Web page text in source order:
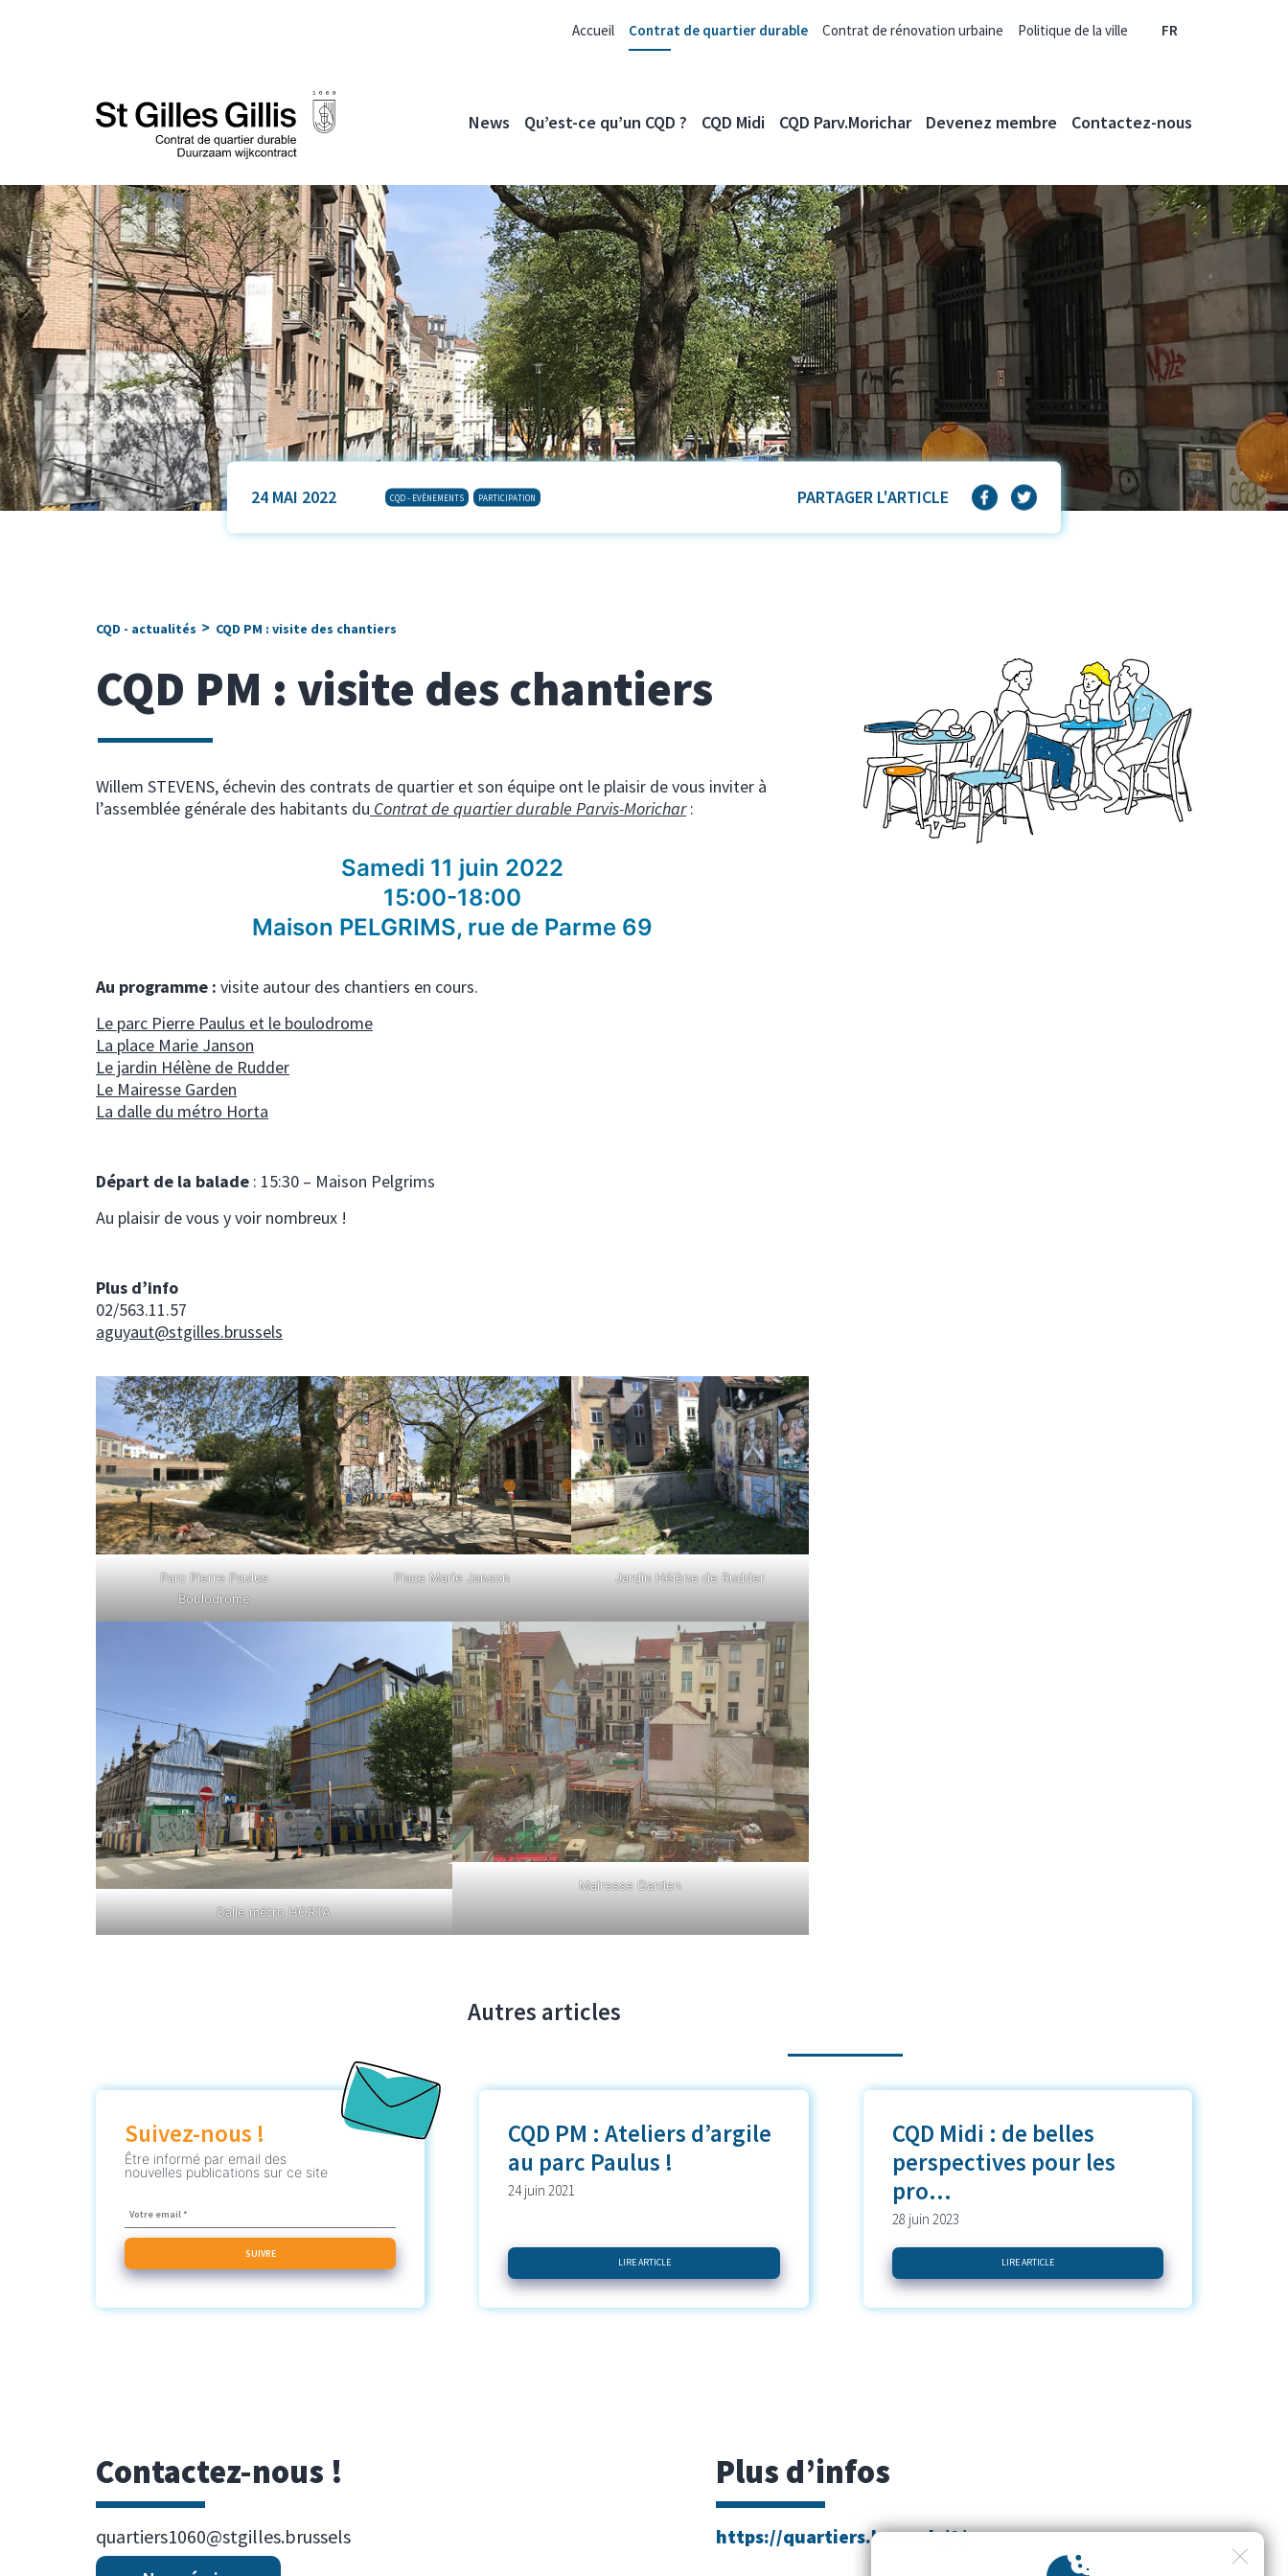
Accueil Contrat de quartier durable Contrat de rénovation urbaine Politique de la ville FR
News Qu’est-ce qu’un CQD ? CQD Midi CQD Parv.Morichar Devenez membre Contactez-nous
24 MAI 2022 CQD - EVÈNEMENTS PARTICIPATION PARTAGER L'ARTICLE
CQD - actualités > CQD PM : visite des chantiers
CQD PM : visite des chantiers
Willem STEVENS, échevin des contrats de quartier et son équipe ont le plaisir de vous inviter à
l’assemblée générale des habitants du Contrat de quartier durable Parvis-Morichar:
Samedi 11 juin 2022
15:00-18:00
Maison PELGRIMS, rue de Parme 69
Au programme : visite autour des chantiers en cours.
Le parc Pierre Paulus et le boulodrome
La place Marie Janson
Le jardin Hélène de Rudder
Le Mairesse Garden
La dalle du métro Horta
Départ de la balade : 15:30 – Maison Pelgrims
Au plaisir de vous y voir nombreux !
Plus d’info
02/563.11.57
aguyaut@stgilles.brussels
Parc Pierre Paulus
Boulodrome
Place Marie Janson Jardin Hélène de Rudder
Dalle métro HORTA
Mairesse Garden
Autres articles
Suivez-nous !
Être informé par email des
nouvelles publications sur ce site
CQD PM : Ateliers d’argile
au parc Paulus !
24 juin 2021
LIRE ARTICLE
CQD Midi : de belles
perspectives pour les
pro...
28 juin 2023
LIRE ARTICLE
Contactez-nous !
quartiers1060@stgilles.brussels
Plus d’infos
https://quartiers.brussels/1/